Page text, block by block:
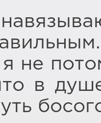
не
в